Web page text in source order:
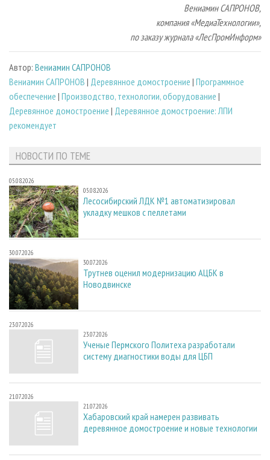
Вениамин САПРОНОВ,
компания «МедиаТехнологии»,
по заказу журнала «ЛесПромИнформ»
Автор: Вениамин САПРОНОВ
Вениамин САПРОНОВ | Деревянное домостроение | Программное
обеспечение | Производство, технологии, оборудование |
Деревянное домостроение | Деревянное домостроение: ЛПИ
рекомендует
НОВОСТИ ПО ТЕМЕ
05.08.2026
05.08.2026
Лесосибирский ЛДК №1 автоматизировал
укладку мешков с пеллетами
30.07.2026
30.07.2026
Трутнев оценил модернизацию АЦБК в
Новодвинске
23.07.2026
23.07.2026
Ученые Пермского Политеха разработали
систему диагностики воды для ЦБП
21.07.2026
21.07.2026
Хабаровский край намерен развивать
деревянное домостроение и новые технологии